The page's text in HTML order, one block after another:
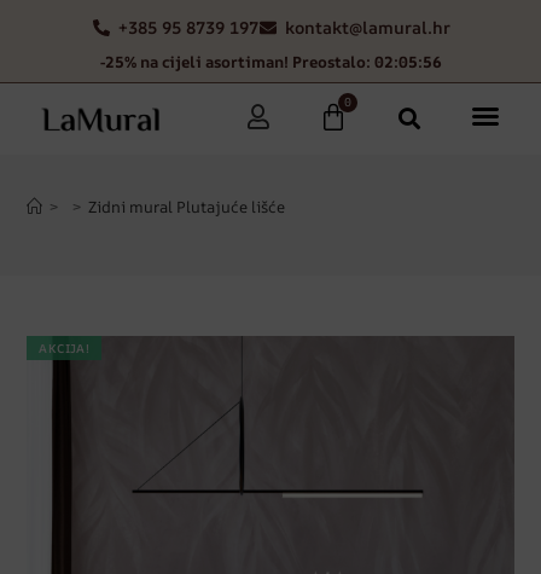
+385 95 8739 197 kontakt@lamural.hr
-25% na cijeli asortiman! Preostalo: 02:05:55
0
> > Zidni mural Plutajuće lišće
AKCIJA!